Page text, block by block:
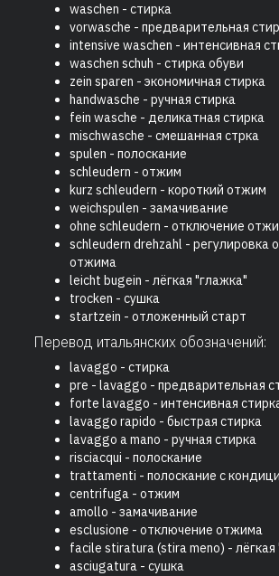
waschen - стирка
vorwasche - предварительная
intensive waschen - интенсивная
waschen schuh - стирка обуви
zein sparen - экономичная стирка
handwasche - ручная стирка
fein wasche - деликатная стирка
mischwasche - смешанная стрка
spulen - полоскание
schleudern - отжим
kurz schleudern - короткий отжим
weichspulen - замачивание
ohne schleudern - отключение
schleudern drehzahl - регулировка
отжима
leicht bugein - лёгкая "глажка"
trocken - сушка
startzein - отложенный старт
Перевод итальянских обозначений:
lavaggo - стирка
pre - lavaggo - предварительная
forte lavaggo - интенсивная
lavaggo rapido - быстрая стирка
lavaggo a mano - ручная стирка
risciacqui - полоскание
trattamenti - полоскание с
centrifuga - отжим
amollo - замачивание
esclusione - отключение отжима
facile stiratura (stira meno) - лёгкая
asciugatura - сушка